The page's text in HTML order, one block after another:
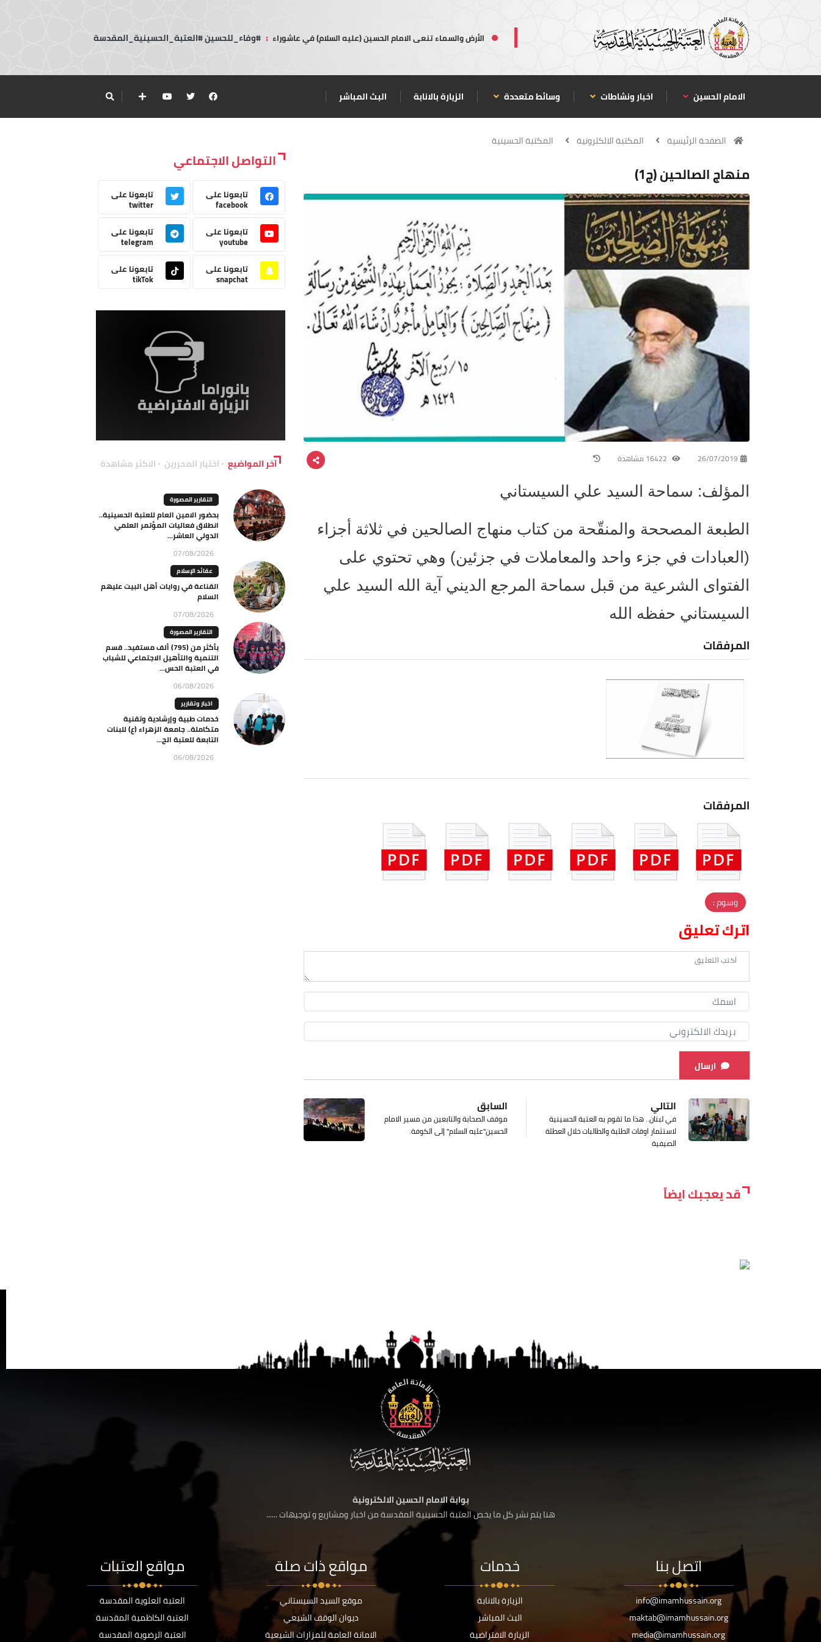
الأرض والسماء تنعى الامام الحسين (عليه السلام) في عاشوراء : #وفاء_للحسين #العتبة_الحسينية_المقدسة
الامام الحسين اخبار ونشاطات وسائط متعددة الزيارة بالانابة البث المباشر
الصفحة الرئيسية المكتبة الالكترونية المكتبة الحسينية
منهاج الصالحين (ج1)
26/07/2019
المؤلف: سماحة السيد علي السيستاني
الطبعة المصححة والمنقّحة من كتاب منهاج الصالحين في ثلاثة أجزاء
(العبادات في جزء واحد والمعاملات في جزئين) وهي تحتوي على
الفتواى الشرعية من قبل سماحة المرجع الديني آية الله السيد علي
السيستاني حفظه الله
المرفقات
المرفقات
وسوم :
اترك تعليق
ارسال
السابق
موقف الصحابة والتابعين من مسير الامام
الحسين"عليه السلام" إلى الكوفة.
التالي
في لبنان.. هذا ما تقوم به العتبة الحسينية
لاستثمار اوقات الطلبة والطالبات خلال العطلة
الصيفية
قد يعجبك ايضاً
التواصل الاجتماعي
تابعونا على
facebook
تابعونا على
twitter
تابعونا على
youtube
تابعونا على
telegram
تابعونا على
snapchat
تابعونا على
tikTok
آخر المواضيع اختيار المحررين الاكثر مشاهدة
التقارير المصورة
بحضور الامين العام للعتبة الحسينية..
انطلاق فعاليات المؤتمر العلمي
الدولي العاشر...
07/08/2026
عقائد الإسلام
القناعة في روايات أهل البيت عليهم
السلام
07/08/2026
التقارير المصورة
بأكثر من (795) ألف مستفيد.. قسم
التنمية والتأهيل الاجتماعي للشباب
في العتبة الحس...
06/08/2026
اخبار وتقارير
خدمات طبية وإرشادية وتقنية
متكاملة.. جامعة الزهراء (ع) للبنات
التابعة للعتبة الح...
06/08/2026
بوابة الامام الحسين الالكترونية
هنا يتم نشر كل ما يخص العتبة الحسينية المقدسة من اخبار ومشاريع و توجيهات ......
اتصل بنا
info@imamhussain.org
maktab@imamhussain.org
media@imamhussain.org
خدمات
الزيارة بالانابة
البث المباشر
الزيارة الافتراضية
مواقع ذات صلة
موقع السيد السيستاني
ديوان الوقف الشيعي
الامانة العامة للمزارات الشيعية
مواقع العتبات
العتبة العلوية المقدسة
العتبة الكاظمية المقدسة
العتبة الرضوية المقدسة